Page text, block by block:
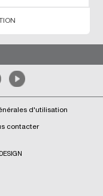
d'utilisation
contacter